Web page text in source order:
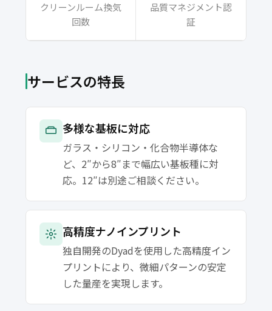
クリーンルーム換気
回数
品質マネジメント認
証
サービスの特長
多様な基板に対応
ガラス・シリコン・化合物半導体な
ど、2″から8″まで幅広い基板種に対
応。12″は別途ご相談ください。
高精度ナノインプリント
独自開発のDyadを使用した高精度イン
プリントにより、微細パターンの安定
した量産を実現します。